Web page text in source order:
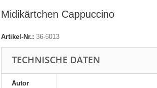
Midikärtchen Cappuccino
Artikel-Nr.: 36-6013
TECHNISCHE DATEN
Autor